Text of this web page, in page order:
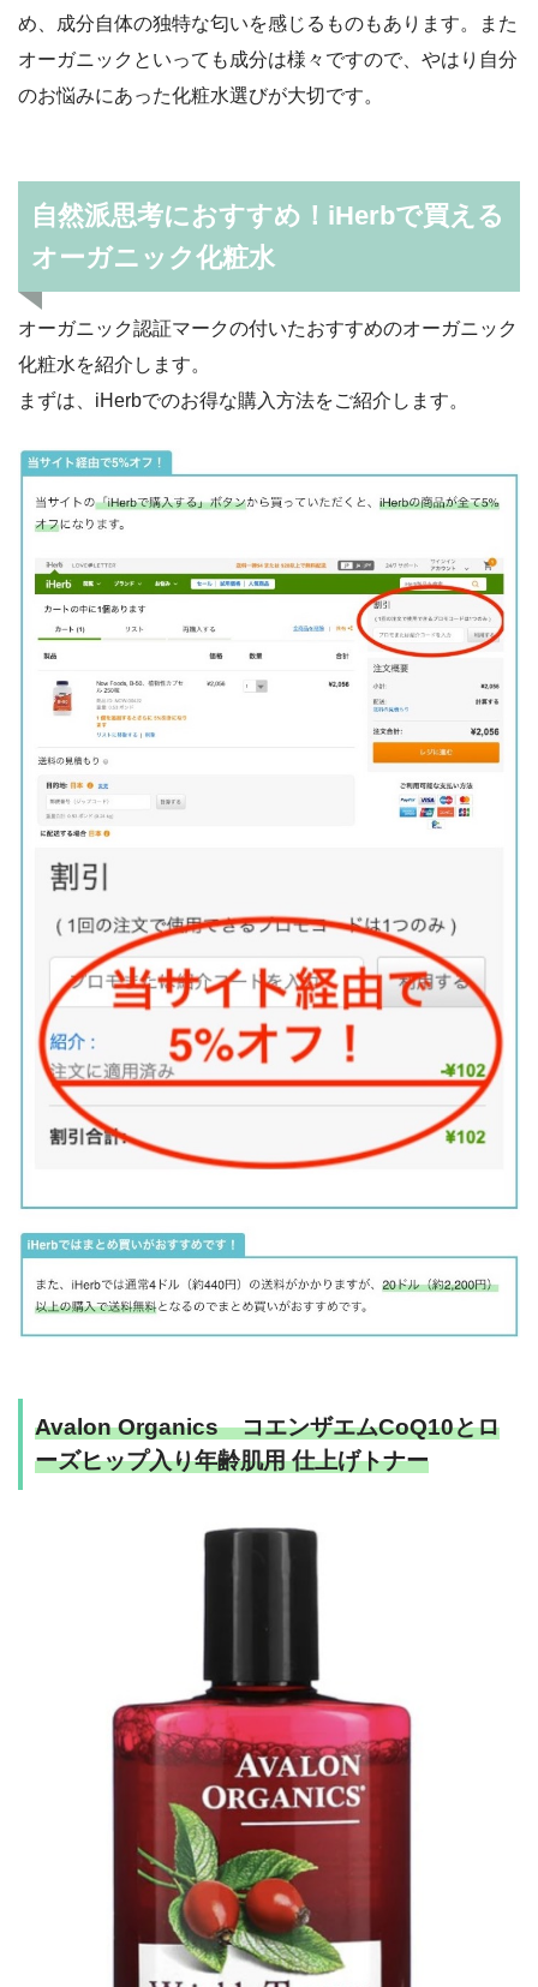
め、成分自体の独特な匂いを感じるものもあります。また
オーガニックといっても成分は様々ですので、やはり自分
のお悩みにあった化粧水選びが大切です。
自然派思考におすすめ！iHerbで買える
オーガニック化粧水
オーガニック認証マークの付いたおすすめのオーガニック
化粧水を紹介します。
まずは、iHerbでのお得な購入方法をご紹介します。
Avalon Organics コエンザエムCoQ10とロ
ーズヒップ入り年齢肌用 仕上げトナー